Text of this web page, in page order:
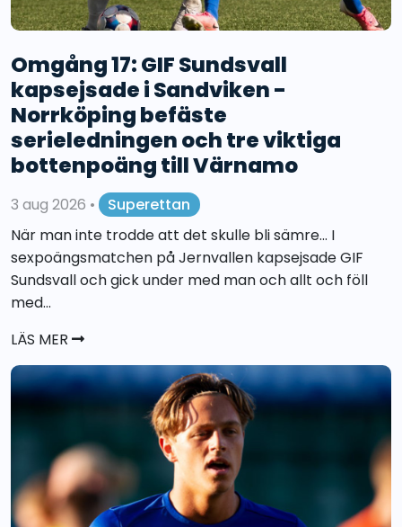
Omgång 17: GIF Sundsvall
kapsejsade i Sandviken -
Norrköping befäste
serieledningen och tre viktiga
bottenpoäng till Värnamo
3 aug 2026 •
Superettan
När man inte trodde att det skulle bli sämre... I
sexpoängsmatchen på Jernvallen kapsejsade GIF
Sundsvall och gick under med man och allt och föll
med...
LÄS MER